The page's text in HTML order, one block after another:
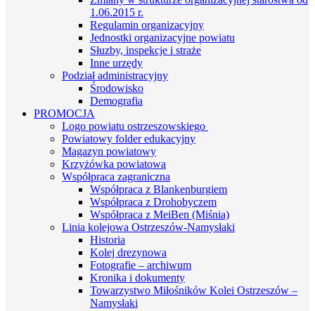
1.06.2015 r.
Regulamin organizacyjny
Jednostki organizacyjne powiatu
Słuzby, inspekcje i straże
Inne urzędy
Podział administracyjny
Środowisko
Demografia
PROMOCJA
Logo powiatu ostrzeszowskiego
Powiatowy folder edukacyjny
Magazyn powiatowy
Krzyżówka powiatowa
Współpraca zagraniczna
Współpraca z Blankenburgiem
Współpraca z Drohobyczem
Współpraca z MeiBen (Miśnia)
Linia kolejowa Ostrzeszów-Namysłaki
Historia
Kolej drezynowa
Fotografie – archiwum
Kronika i dokumenty
Towarzystwo Miłośników Kolei Ostrzeszów –
Namysłaki